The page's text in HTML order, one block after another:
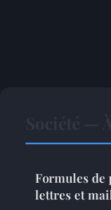
Formules de
lettres et